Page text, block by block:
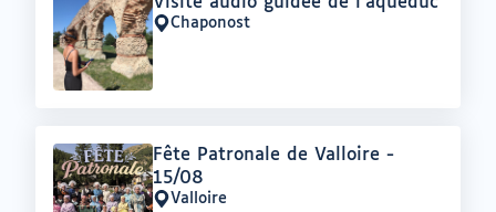
:Lieu
:
Chaponost
Offre
:
Fête Patronale de Valloire -
15/08
LieuValloire